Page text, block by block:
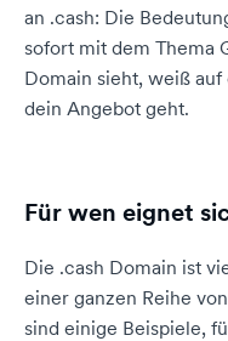
an .cash: Die
sofort mit dem Thema
Domain sieht, weiß
dein Angebot geht.
Für wen eignet
Die .cash Domain ist
einer ganzen Reihe
sind einige Beispiele,